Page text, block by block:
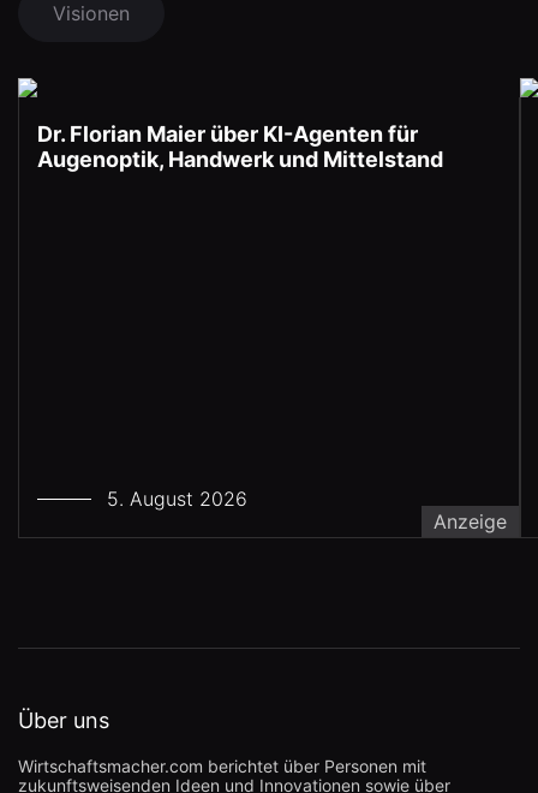
Visionen
Dr. Florian Maier über KI-Agenten für
Augenoptik, Handwerk und Mittelstand
5. August 2026
Anzeige
Über uns
Wirtschaftsmacher.com berichtet über Personen mit
zukunftsweisenden Ideen und Innovationen sowie über